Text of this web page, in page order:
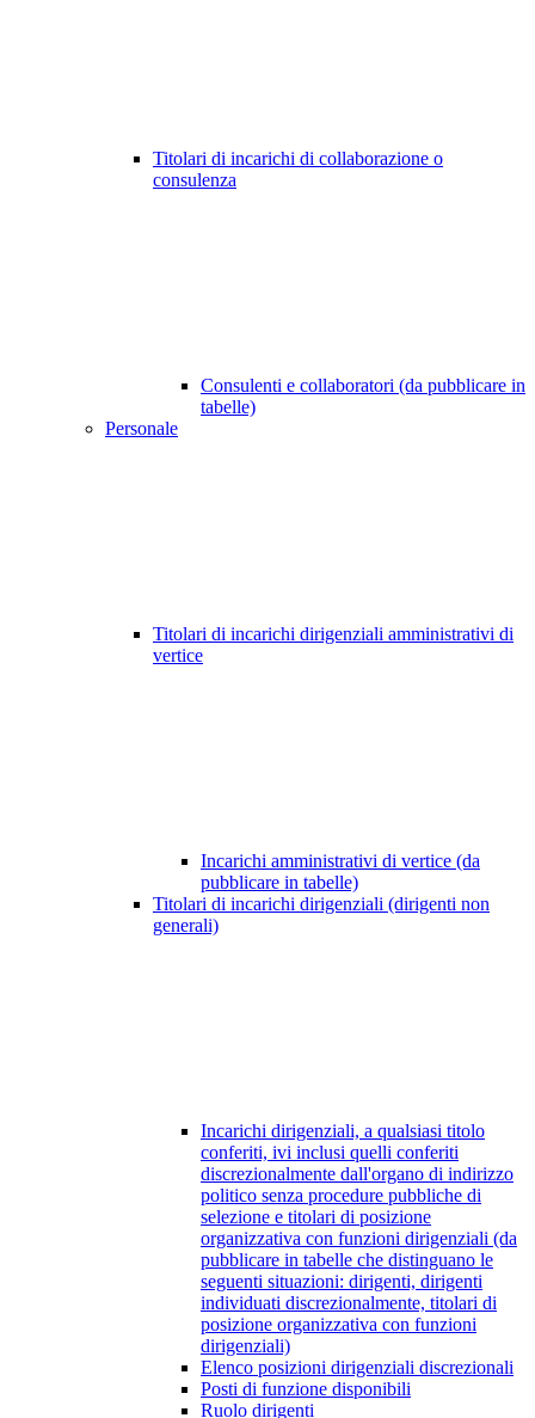
Titolari di incarichi di collaborazione o
consulenza
Consulenti e collaboratori (da pubblicare in
tabelle)
Personale
Titolari di incarichi dirigenziali amministrativi di
vertice
Incarichi amministrativi di vertice (da
pubblicare in tabelle)
Titolari di incarichi dirigenziali (dirigenti non
generali)
Incarichi dirigenziali, a qualsiasi titolo
conferiti, ivi inclusi quelli conferiti
discrezionalmente dall'organo di indirizzo
politico senza procedure pubbliche di
selezione e titolari di posizione
organizzativa con funzioni dirigenziali (da
pubblicare in tabelle che distinguano le
seguenti situazioni: dirigenti, dirigenti
individuati discrezionalmente, titolari di
posizione organizzativa con funzioni
dirigenziali)
Elenco posizioni dirigenziali discrezionali
Posti di funzione disponibili
Ruolo dirigenti